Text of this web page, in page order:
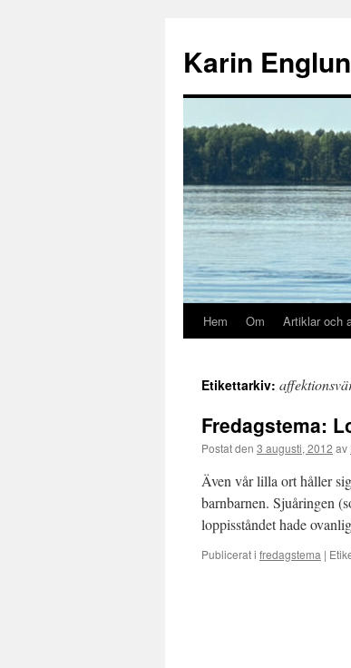
innehåll
Karin
Hem Om Artiklar och
Etikettarkiv:
Fredagstema:
Postat den 3 augusti, 2012 av
Även vår lilla ort håller
barnbarnen. Sjuåringen
loppisståndet hade
Publicerat i fredagstema |